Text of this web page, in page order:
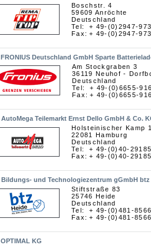
Boschstr. 4
59609 Anröchte
Deutschland
Tel:
Fax:
+ 49-(0)2947-
+ 49-(0)2947-
FRONIUS Deutschland GmbH Sparte
Am Stockgraben 3
36119 Neuhof -
Deutschland
Tel:
Fax:
+ 49-(0)6655-
+ 49-(0)6655-
AutoMega Teilemarkt Ernst Dello GmbH & Co.
Holsteinischer Kamp
22081 Hamburg
Deutschland
Tel:
Fax:
+ 49-(0)40-
+ 49-(0)40-
Bildungs- und Technologiezentrum gGmbH btz
Stiftstraße 83
25746 Heide
Deutschland
Tel:
Fax:
+ 49-(0)481-
+ 49-(0)481-
OPTIMAL KG